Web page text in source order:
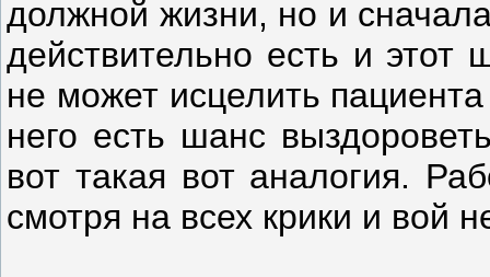
должной жизни, но и
действительно есть и этот
не может исцелить
него есть шанс
вот такая вот аналогия.
смотря на всех крики и вой